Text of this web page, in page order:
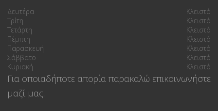
Δευτέρα
Κλειστό
Τρίτη
Κλειστό
Τετάρτη
Κλειστό
Πέμπτη
Κλειστό
Παρασκευή
Κλειστό
Σάββατο
Κλειστό
Κυριακή
Κλειστό
Για οποιαδήποτε απορία παρακαλώ επικοινωνήστε
μαζί μας.